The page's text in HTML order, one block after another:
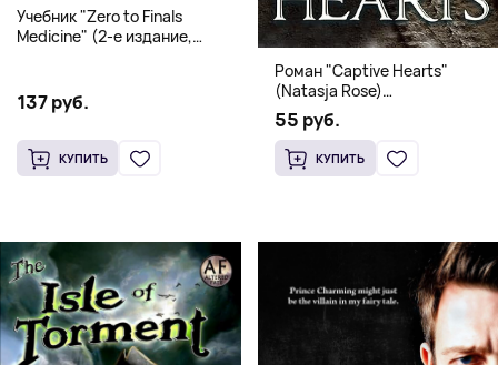
Учебник "Zero to Finals
Medicine" (2-е издание,
137 руб.
КУПИТЬ
Роман "Captive Hearts"
(Natasja Rose)
Романтическое фэнтези
55 руб.
КУПИТЬ